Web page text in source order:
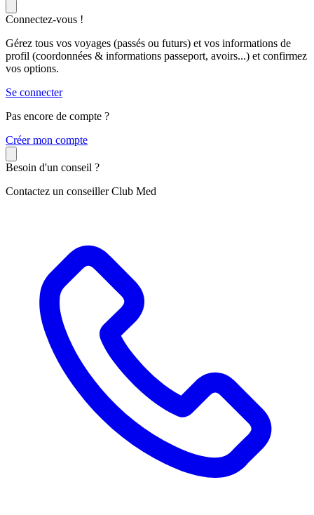
Connectez-vous !
Gérez tous vos voyages (passés ou futurs) et vos informations de
profil (coordonnées & informations passeport, avoirs...) et confirmez
vos options.
Se connecter
Pas encore de compte ?
Créer mon compte
Besoin d'un conseil ?
Contactez un conseiller Club Med